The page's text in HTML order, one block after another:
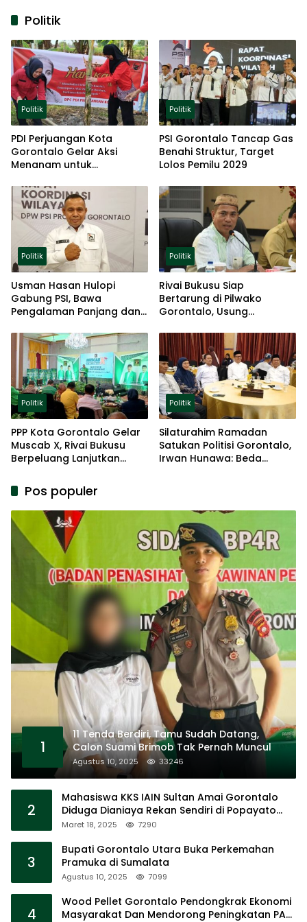
Politik
Politik
PDI Perjuangan Kota
Gorontalo Gelar Aksi
Menanam untuk
Politik
PSI Gorontalo Tancap Gas
Benahi Struktur, Target
Lolos Pemilu 2029
Politik
Usman Hasan Hulopi
Gabung PSI, Bawa
Pengalaman Panjang dan
Politik
Rivai Bukusu Siap
Bertarung di Pilwako
Gorontalo, Usung
Politik
Politik
PPP Kota Gorontalo Gelar
Muscab X, Rivai Bukusu
Berpeluang Lanjutkan
Politik
Silaturahim Ramadan
Satukan Politisi Gorontalo,
Irwan Hunawa: Beda
Pos populer
1
11 Tenda Berdiri, Tamu Sudah Datang,
Calon Suami Brimob Tak Pernah Muncul
Agustus 10, 2025 33246
2
Mahasiswa KKS IAIN Sultan Amai Gorontalo
Diduga Dianiaya Rekan Sendiri di Popayato
Barat
Maret 18, 2025 7290
3
Bupati Gorontalo Utara Buka Perkemahan
Pramuka di Sumalata
Agustus 10, 2025 7099
4
Wood Pellet Gorontalo Pendongkrak Ekonomi
Masyarakat Dan Mendorong Peningkatan PAD